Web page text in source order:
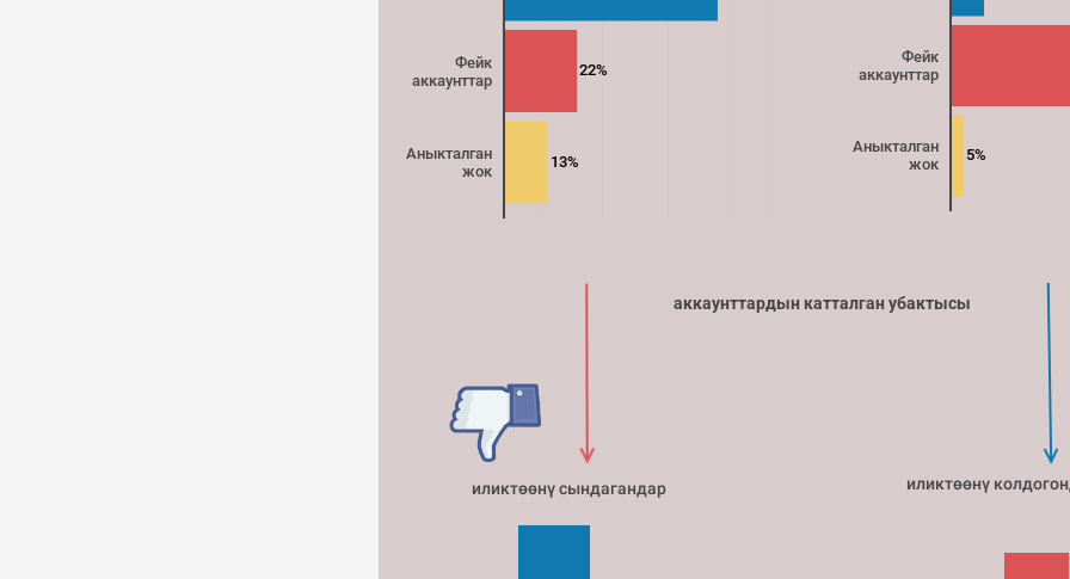
Фейк
аккаунттар
Аныкталган
жок
5%
Фейк
аккаунттар
Аныкталган
жок
22%
13%
аккаунттардын катталган убактысы
иликтөөнү
иликтөөнү сындагандар